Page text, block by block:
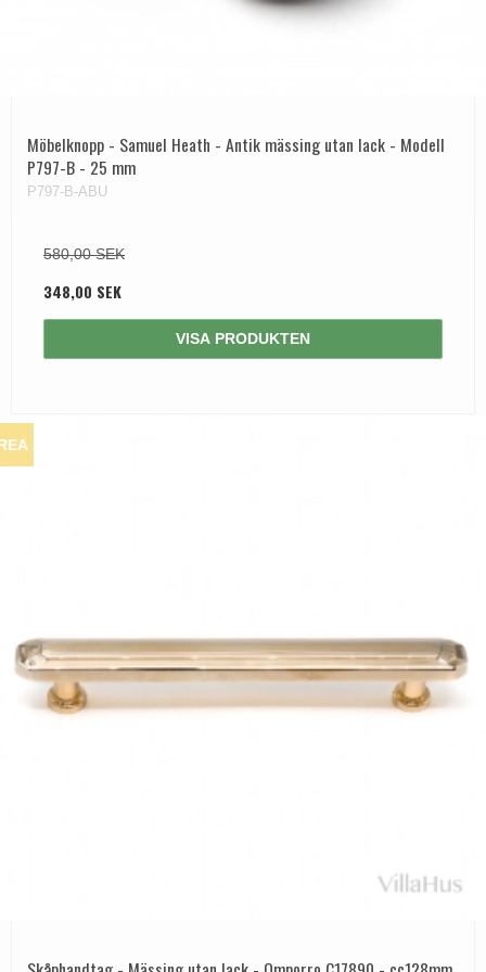
Möbelknopp - Samuel Heath - Antik mässing utan lack - Modell
P797-B - 25 mm
P797-B-ABU
580,00 SEK
348,00 SEK
VISA PRODUKTEN